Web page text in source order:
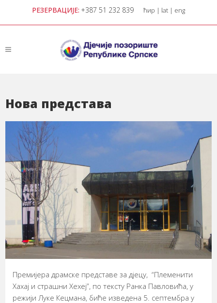
РЕЗЕРВАЦИЈЕ: +387 51 232 839 ћир | lat | eng
Нова представа
Премијера драмске представе за дјецу, “Племенити
Хахај и страшни Хехеј”, по тексту Ранка Павловића, у
режији Луке Кецмана, биће изведена 5. септембра у